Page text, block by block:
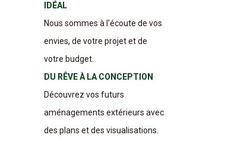
IDÉAL
Nous sommes à l’écoute de vos
envies, de votre projet et de
votre budget.
DU RÊVE À LA CONCEPTION
Découvrez vos futurs
aménagements extérieurs avec
des plans et des visualisations.